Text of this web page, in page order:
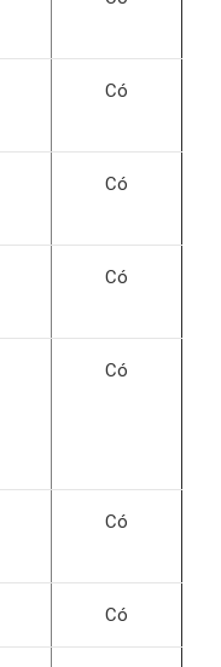
Có
Có
Có
Có
Có
Có